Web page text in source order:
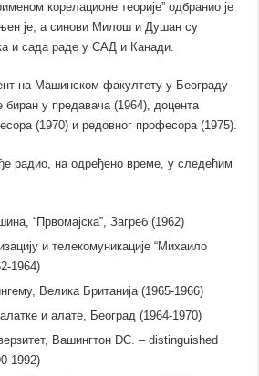
корелационе теорије” одбранио је
је, а синови Милош и Душан су
и сада раде у САД и Канади.
на Машинском факултету у Београду
биран у предавача (1964), доцента
(1970) и редовног професора (1975).
радио, на одређено време, у следећим
“Првомајска”, Загреб (1962)
и телекомуникације “Михаило
1964)
Велика Британија (1965-1966)
и алате, Београд (1964-1970)
Вашингтон DC. – distinguished
1992)